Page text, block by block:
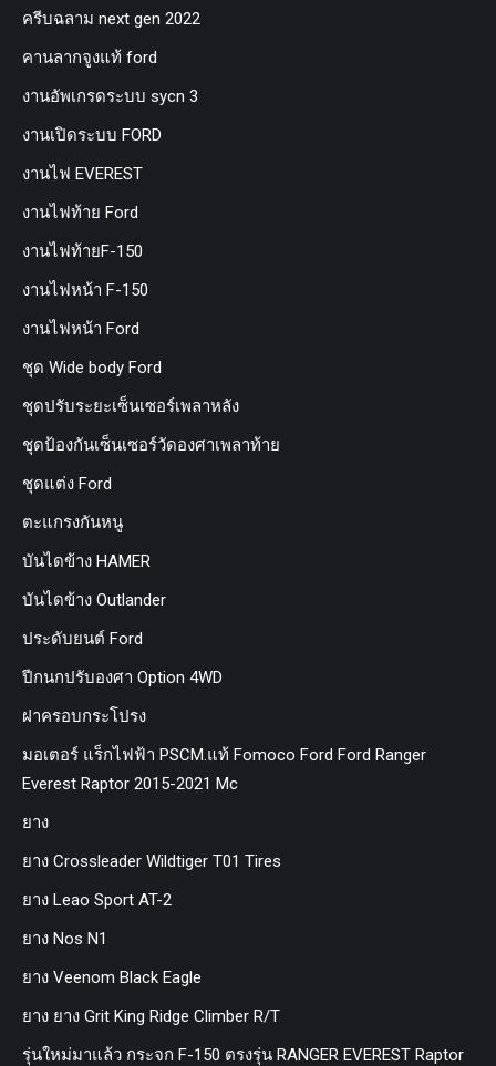
ครีบฉลาม next gen 2022
คานลากจูงแท้ ford
งานอัพเกรดระบบ sycn 3
งานเปิดระบบ FORD
งานไฟ EVEREST
งานไฟท้าย Ford
งานไฟท้ายF-150
งานไฟหน้า F-150
งานไฟหน้า Ford
ชุด Wide body Ford
ชุดปรับระยะเซ็นเซอร์เพลาหลัง
ชุดป้องกันเซ็นเซอร์วัดองศาเพลาท้าย
ชุดแต่ง Ford
ตะแกรงกันหนู
บันไดข้าง HAMER
บันไดข้าง Outlander
ประดับยนต์ Ford
ปีกนกปรับองศา Option 4WD
ฝาครอบกระโปรง
มอเตอร์ แร็กไฟฟ้า PSCM.แท้ Fomoco Ford Ford Ranger
Everest Raptor 2015-2021 Mc
ยาง
ยาง Crossleader Wildtiger T01 Tires
ยาง Leao Sport AT-2
ยาง Nos N1
ยาง Veenom Black Eagle
ยาง ยาง Grit King Ridge Climber R/T
รุ่นใหม่มาแล้ว กระจก F-150 ตรงรุ่น RANGER EVEREST Raptor